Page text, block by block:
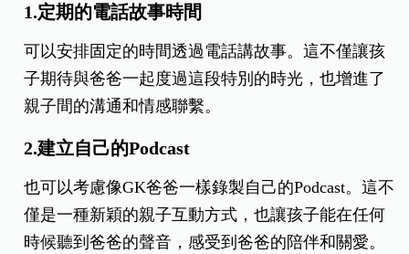
1.定期的電話故事時間
可以安排固定的時間透過電話講故事。這不僅讓孩
子期待與爸爸一起度過這段特別的時光，也增進了
親子間的溝通和情感聯繫。
2.建立自己的Podcast
也可以考慮像GK爸爸一樣錄製自己的Podcast。這不
僅是一種新穎的親子互動方式，也讓孩子能在任何
時候聽到爸爸的聲音，感受到爸爸的陪伴和關愛。